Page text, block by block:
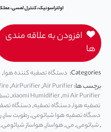
اولتراسونیک، کنترل لمسی،
افزودن به علاقه مندی
ها
Categories: دستگاه تصفیه کننده هوا,
برچسب ها:Air Purifier
,
AirPurifier
,
mi Air Purifier
,
xiaomi Humidifier
,
تصفيه هوا,دستگاه تصفیه,دستگاه
دسگاه تصفیه هوا شیائومی,رطوبت ساز,
,شیائومی,می,هواساز,هواساز شیائومی,